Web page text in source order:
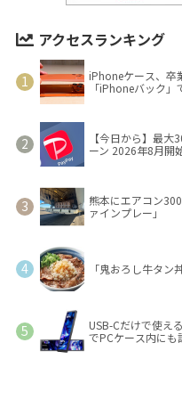
アクセスランキング
iPhoneケース、卒
「iPhoneバック」
【今日から】最
ーン 2026年8月開
熊本にエアコン
ァインプレー」
「鬼おろし牛タ
USB-Cだけで使え
でPCケース内にも